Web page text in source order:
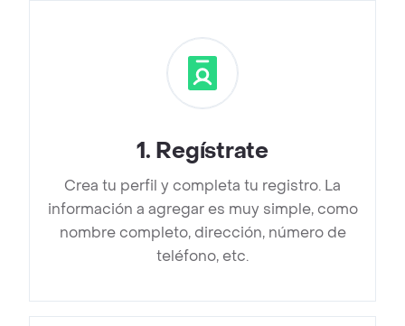
1. Regístrate
Crea tu perfil y completa tu registro. La
información a agregar es muy simple, como
nombre completo, dirección, número de
teléfono, etc.